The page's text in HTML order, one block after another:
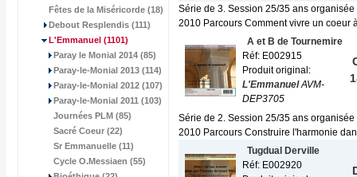
Fêtes de la Miséricorde (18)
Debout Resplendis (111)
L'Emmanuel (1101)
Paray le Monial 2014 (85)
Paray-le-Monial 2013 (114)
Paray-le-Monial 2012 (107)
Paray-le-Monial 2011 (103)
Journées PLM (85)
Sacré Coeur (22)
Sr Emmanuelle (11)
Cycle O.Messiaen (55)
Série de 3. Session 25/35 ans
2010 Parcours Comment vivre un coeur
A et B de Tournemire
Réf: E002915
Produit original:
L'EmmanuelAVM-
DEP3705
Série de 2. Session 25/35 ans
2010 Parcours Construire l'harmonie
Tugdual Derville
Réf: E002920